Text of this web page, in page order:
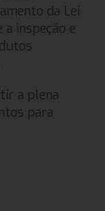
da Lei
a inspeção e
a plena
para